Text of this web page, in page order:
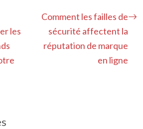
les
Comment les failles de
sécurité affectent la
réputation de marque
en ligne